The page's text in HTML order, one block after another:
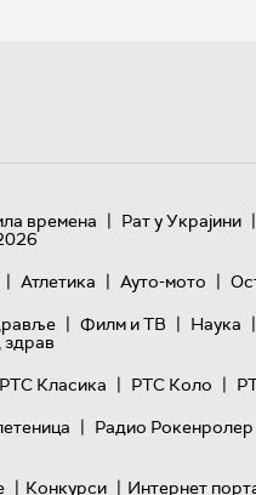
времена | Рат у Украјини |
| Атлетика | Ауто-мото |
| Филм и ТВ | Наука |
здрав
РТС Класика | РТС Коло |
| Радио Рокенролер
| Конкурси | Интернет